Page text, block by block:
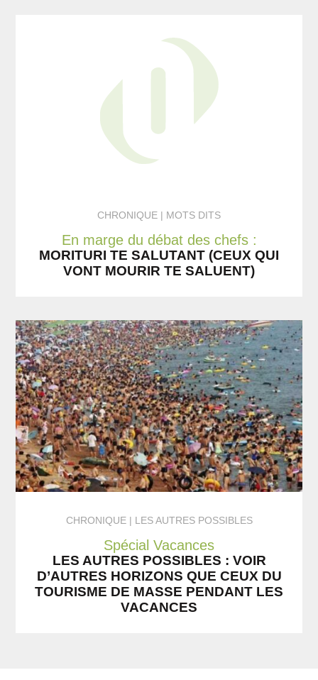
CHRONIQUE MOTS DITS
En marge du débat des chefs :
MORITURI TE SALUTANT (CEUX QUI
VONT MOURIR TE SALUENT)
CHRONIQUE LES AUTRES POSSIBLES
Spécial Vacances
LES AUTRES POSSIBLES : VOIR
D’AUTRES HORIZONS QUE CEUX DU
TOURISME DE MASSE PENDANT LES
VACANCES